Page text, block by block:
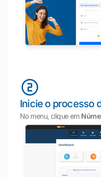
Inicie o processo
No menu, clique em